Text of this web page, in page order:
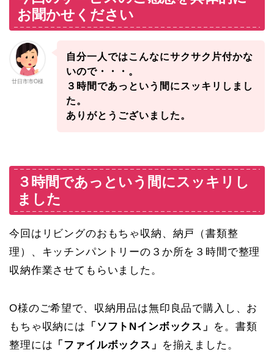
お聞かせください
廿日市市O様
自分一人ではこんなにサクサク片付かな
いので・・・。
３時間であっという間にスッキリしまし
た。
ありがとうございました。
３時間であっという間にスッキリし
ました
今回はリビングのおもちゃ収納、納戸（書類整
理）、キッチンパントリーの３か所を３時間で整理
収納作業させてもらいました。
O様のご希望で、収納用品は無印良品で購入し、お
もちゃ収納には 「ソフトNインボックス」
を。書類
整理には 「ファイルボックス」 を揃えました。